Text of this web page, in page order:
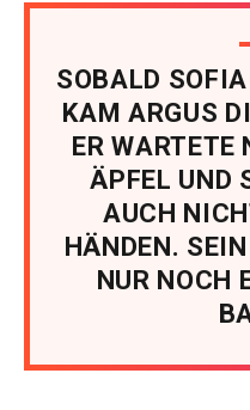
SOBALD
KAM ARGUS
ER WARTETE
ÄPFEL UND
AUCH
HÄNDEN.
NUR NOCH